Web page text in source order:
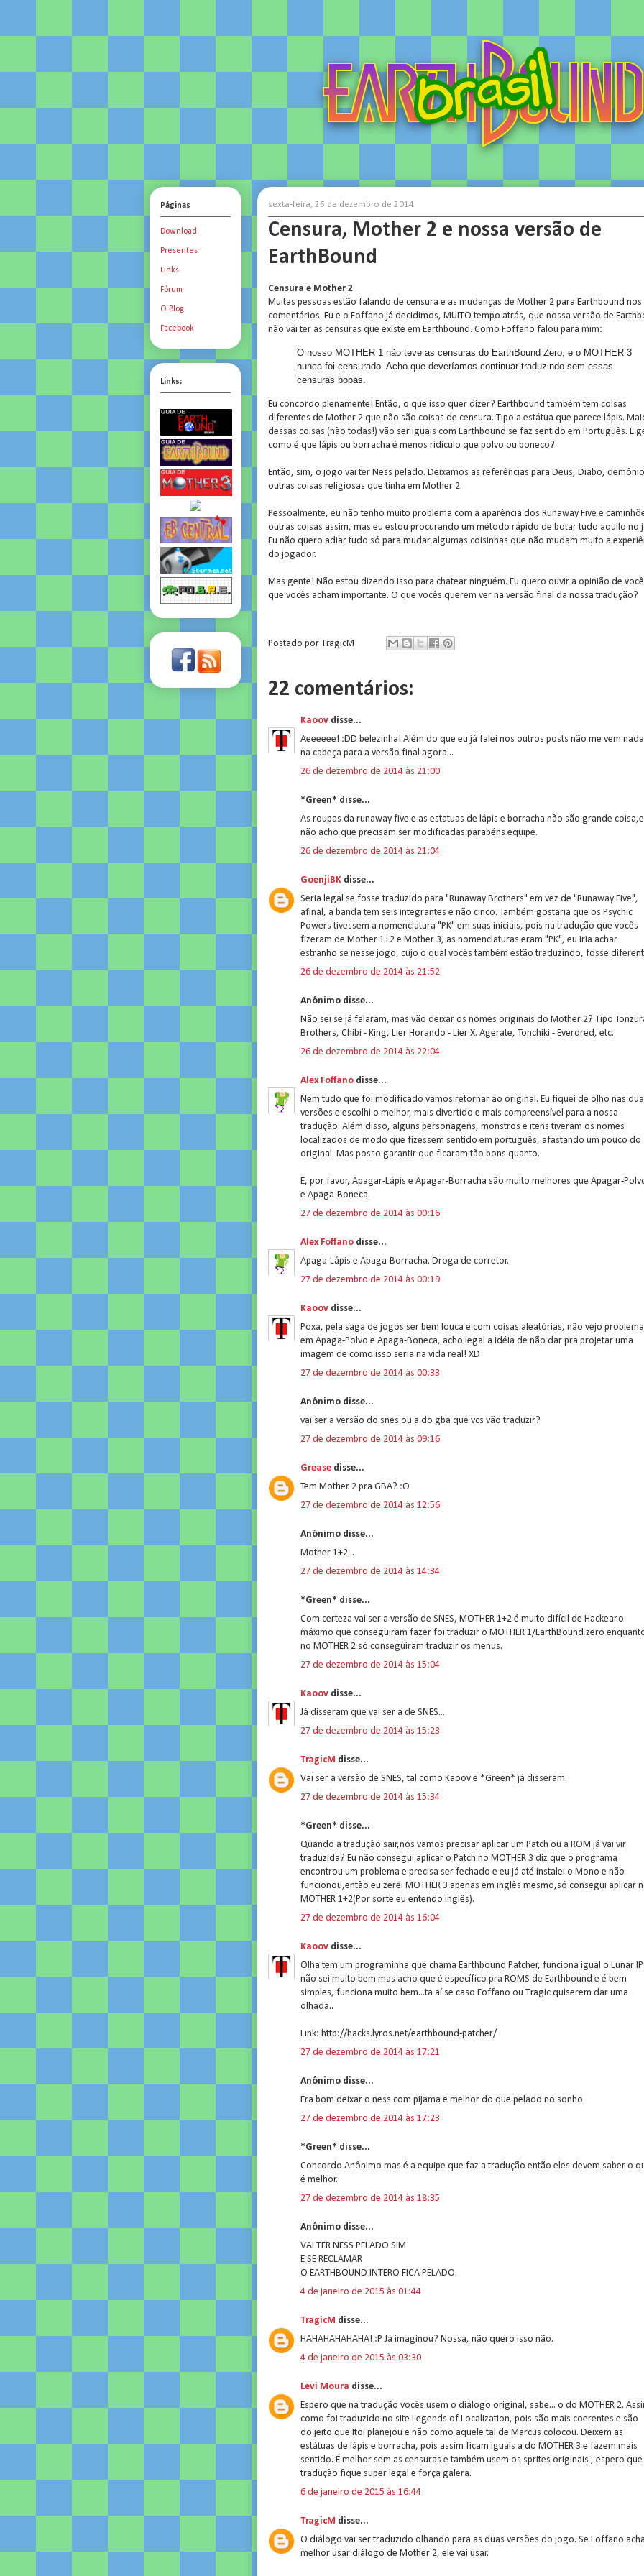
sexta-feira, 26 de dezembro de 2014
Censura, Mother 2 e nossa versão de
EarthBound
Censura e Mother 2
Muitas pessoas estão falando de censura e as mudanças de Mother 2 para Earthbound nos
comentários. Eu e o Foffano já decidimos, MUITO tempo atrás, que nossa versão de
não vai ter as censuras que existe em Earthbound. Como Foffano falou para mim:
O nosso MOTHER 1 não teve as censuras do EarthBound Zero, e o MOTHER 3
nunca foi censurado. Acho que deveríamos continuar traduzindo sem essas
censuras bobas.
Eu concordo plenamente! Então, o que isso quer dizer? Earthbound também tem coisas
diferentes de Mother 2 que não são coisas de censura. Tipo a estátua que parece lápis.
dessas coisas (não todas!) vão ser iguais com Earthbound se faz sentido em Português. E
como é que lápis ou borracha é menos ridículo que polvo ou boneco?
Então, sim, o jogo vai ter Ness pelado. Deixamos as referências para Deus, Diabo,
outras coisas religiosas que tinha em Mother 2.
Pessoalmente, eu não tenho muito problema com a aparência dos Runaway Five e
outras coisas assim, mas eu estou procurando um método rápido de botar tudo aquilo no
Eu não quero adiar tudo só para mudar algumas coisinhas que não mudam muito a
do jogador.
Mas gente! Não estou dizendo isso para chatear ninguém. Eu quero ouvir a opinião de
que vocês acham importante. O que vocês querem ver na versão final da nossa tradução?
Postado por TragicM
22 comentários:
Kaoov disse...
Aeeeeee! :DD belezinha! Além do que eu já falei nos outros posts não me vem nada
na cabeça para a versão final agora...
26 de dezembro de 2014 às 21:00
*Green* disse...
As roupas da runaway five e as estatuas de lápis e borracha não são grande
não acho que precisam ser modificadas.parabéns equipe.
26 de dezembro de 2014 às 21:04
GoenjiBK disse...
Seria legal se fosse traduzido para "Runaway Brothers" em vez de "Runaway Five",
afinal, a banda tem seis integrantes e não cinco. Também gostaria que os Psychic
Powers tivessem a nomenclatura "PK" em suas iniciais, pois na tradução que vocês
fizeram de Mother 1+2 e Mother 3, as nomenclaturas eram "PK", eu iria achar
estranho se nesse jogo, cujo o qual vocês também estão traduzindo, fosse
26 de dezembro de 2014 às 21:52
Anônimo disse...
Não sei se já falaram, mas vão deixar os nomes originais do Mother 2? Tipo
Brothers, Chibi - King, Lier Horando - Lier X. Agerate, Tonchiki - Everdred, etc.
26 de dezembro de 2014 às 22:04
Alex Foffano disse...
Nem tudo que foi modificado vamos retornar ao original. Eu fiquei de olho nas
versões e escolhi o melhor, mais divertido e mais compreensível para a nossa
tradução. Além disso, alguns personagens, monstros e itens tiveram os nomes
localizados de modo que fizessem sentido em português, afastando um pouco do
original. Mas posso garantir que ficaram tão bons quanto.
E, por favor, Apagar-Lápis e Apagar-Borracha são muito melhores que Apagar-
e Apaga-Boneca.
27 de dezembro de 2014 às 00:16
Alex Foffano disse...
Apaga-Lápis e Apaga-Borracha. Droga de corretor.
27 de dezembro de 2014 às 00:19
Kaoov disse...
Poxa, pela saga de jogos ser bem louca e com coisas aleatórias, não vejo problema
em Apaga-Polvo e Apaga-Boneca, acho legal a idéia de não dar pra projetar uma
imagem de como isso seria na vida real! XD
27 de dezembro de 2014 às 00:33
Anônimo disse...
vai ser a versão do snes ou a do gba que vcs vão traduzir?
27 de dezembro de 2014 às 09:16
Grease disse...
Tem Mother 2 pra GBA? :O
27 de dezembro de 2014 às 12:56
Anônimo disse...
Mother 1+2...
27 de dezembro de 2014 às 14:34
*Green* disse...
Com certeza vai ser a versão de SNES, MOTHER 1+2 é muito difícil de Hackear.o
máximo que conseguiram fazer foi traduzir o MOTHER 1/EarthBound zero
no MOTHER 2 só conseguiram traduzir os menus.
27 de dezembro de 2014 às 15:04
Kaoov disse...
Já disseram que vai ser a de SNES...
27 de dezembro de 2014 às 15:23
TragicM disse...
Vai ser a versão de SNES, tal como Kaoov e *Green* já disseram.
27 de dezembro de 2014 às 15:34
*Green* disse...
Quando a tradução sair,nós vamos precisar aplicar um Patch ou a ROM já vai vir
traduzida? Eu não consegui aplicar o Patch no MOTHER 3 diz que o programa
encontrou um problema e precisa ser fechado e eu já até instalei o Mono e não
funcionou,então eu zerei MOTHER 3 apenas em inglês mesmo,só consegui aplicar
MOTHER 1+2(Por sorte eu entendo inglês).
27 de dezembro de 2014 às 16:04
Kaoov disse...
Olha tem um programinha que chama Earthbound Patcher, funciona igual o Lunar
não sei muito bem mas acho que é específico pra ROMS de Earthbound e é bem
simples, funciona muito bem...ta aí se caso Foffano ou Tragic quiserem dar uma
olhada..
Link: http://hacks.lyros.net/earthbound-patcher/
27 de dezembro de 2014 às 17:21
Anônimo disse...
Era bom deixar o ness com pijama e melhor do que pelado no sonho
27 de dezembro de 2014 às 17:23
*Green* disse...
Concordo Anônimo mas é a equipe que faz a tradução então eles devem saber o
é melhor.
27 de dezembro de 2014 às 18:35
Anônimo disse...
VAI TER NESS PELADO SIM
E SE RECLAMAR
O EARTHBOUND INTERO FICA PELADO.
4 de janeiro de 2015 às 01:44
TragicM disse...
HAHAHAHAHAHA! :P Já imaginou? Nossa, não quero isso não.
4 de janeiro de 2015 às 03:30
Levi Moura disse...
Espero que na tradução vocês usem o diálogo original, sabe... o do MOTHER 2.
como foi traduzido no site Legends of Localization, pois são mais coerentes e são
do jeito que Itoi planejou e não como aquele tal de Marcus colocou. Deixem as
estátuas de lápis e borracha, pois assim ficam iguais a do MOTHER 3 e fazem mais
sentido. É melhor sem as censuras e também usem os sprites originais , espero que
tradução fique super legal e força galera.
6 de janeiro de 2015 às 16:44
TragicM disse...
O diálogo vai ser traduzido olhando para as duas versões do jogo. Se Foffano
melhor usar diálogo de Mother 2, ele vai usar.
Páginas
Download
Presentes
Links
Fórum
O Blog
Facebook
Links: